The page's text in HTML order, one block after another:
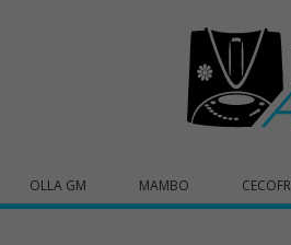
OLLA GM MAMBO